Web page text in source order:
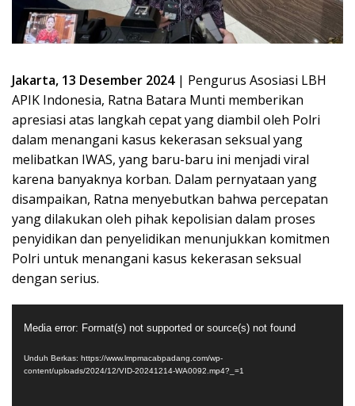
Jakarta, 13 Desember 2024| Pengurus Asosiasi LBH
APIK Indonesia, Ratna Batara Munti memberikan
apresiasi atas langkah cepat yang diambil oleh Polri
dalam menangani kasus kekerasan seksual yang
melibatkan IWAS, yang baru-baru ini menjadi viral
karena banyaknya korban. Dalam pernyataan yang
disampaikan, Ratna menyebutkan bahwa percepatan
yang dilakukan oleh pihak kepolisian dalam proses
penyidikan dan penyelidikan menunjukkan komitmen
Polri untuk menangani kasus kekerasan seksual
dengan serius.
Video
Media error: Format(s) not supported or source(s) not found
Unduh Berkas: https://www.lmpmacabpadang.com/wp-
content/uploads/2024/12/VID-20241214-WA0092.mp4?_=1